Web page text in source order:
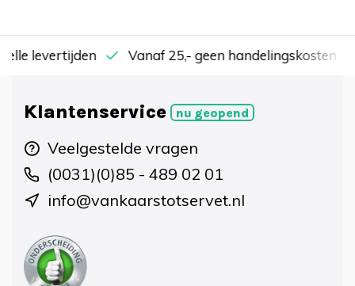
levertijden Vanaf 25,- geen handelingskosten
Klantenservice nu geopend
Veelgestelde vragen
(0031)(0)85 - 489 02 01
info@vankaarstotservet.nl